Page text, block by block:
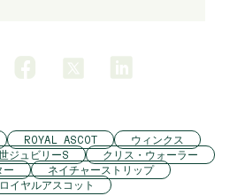
ROYAL ASCOT
ウィンクス
ジュビリーS
クリス・ウォーラー
ー
ネイチャーストリップ
ロイヤルアスコット